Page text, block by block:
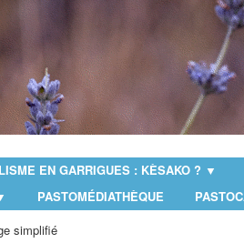
EN GARRIGUES : KÈSAKO ? ▼
PASTOMÉDIATHÈQUE
simplifié